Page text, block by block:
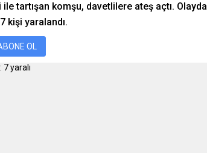
tartışan komşu, davetlilere ateş açtı. Olayda
kişi yaralandı.
OL